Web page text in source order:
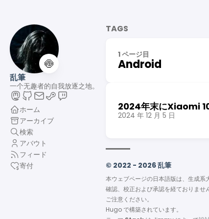
🍥
乱筆
一个无趣者的自我放逐之地。
ホーム
アーカイブ
検索
アバウト
フィード
寄付
TAGS
1 ページ目
Android
2024年末にXiaomi
2024 年 12 月 5 日
© 2022 - 2026 乱筆
本ウェブページの日本語版は、生成系
確認、校正および承認を経ておりませ
ご注意ください。
Hugoで構築されています。